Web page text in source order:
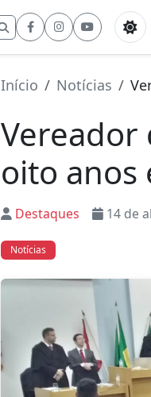
Buscar por:
Início Notícias
Vereador
oito
Destaques 14 de
Notícias